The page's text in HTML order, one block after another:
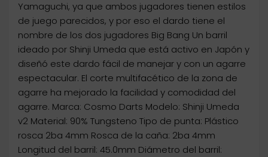
Yamaguchi, ya que ambos jugadores tienen estilos
de juego parecidos, y por eso el dardo tiene el
nombre de los dos jugadores Big Bang Un barril
ideado por Shinji Umeda que está activo en Japón y
diseñó este dardo fácil de manejar y con un agarre
espectacular. El corte multifacético de la zona de
agarre ha mejorado la facilidad y comodidad del
agarre. Marca: Cosmo Darts Modelo: Shinji Umeda
v2 Material: 90% Tungsteno Tipo de punta: Plástico
rosca 2ba 4mm Rosca de la caña: 2ba 4mm
Longitud del barril: 45.0mm Diámetro del barril: